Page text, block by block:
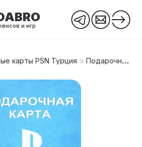
и игр
карты PSN Турция >Подарочная карта PSN 1500 ₺ (Турция)